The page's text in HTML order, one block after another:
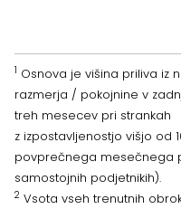
1 Osnova je višina priliva iz
razmerja / pokojnine v
treh mesecev pri strankah
z izpostavljenostjo višjo od
povprečnega mesečnega
samostojnih podjetnikih).
2 Vsota vseh trenutnih